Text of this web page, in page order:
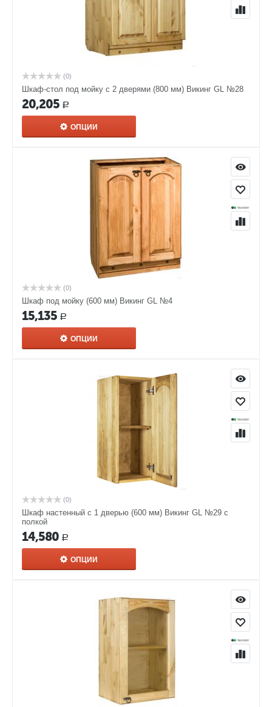
(0)
Шкаф-стол под мойку с 2 дверями (800 мм) Викинг GL №28
20,205 Р
ОПЦИИ
(0)
Шкаф под мойку (600 мм) Викинг GL №4
15,135 Р
ОПЦИИ
(0)
Шкаф настенный с 1 дверью (600 мм) Викинг GL №29 с
полкой
14,580 Р
ОПЦИИ